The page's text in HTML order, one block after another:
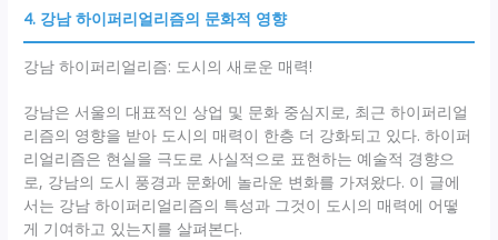
4. 강남 하이퍼리얼리즘의 문화적 영향
강남 하이퍼리얼리즘: 도시의 새로운 매력!
강남은 서울의 대표적인 상업 및 문화 중심지로, 최근 하이퍼리얼
리즘의 영향을 받아 도시의 매력이 한층 더 강화되고 있다. 하이퍼
리얼리즘은 현실을 극도로 사실적으로 표현하는 예술적 경향으
로, 강남의 도시 풍경과 문화에 놀라운 변화를 가져왔다. 이 글에
서는 강남 하이퍼리얼리즘의 특성과 그것이 도시의 매력에 어떻
게 기여하고 있는지를 살펴본다.